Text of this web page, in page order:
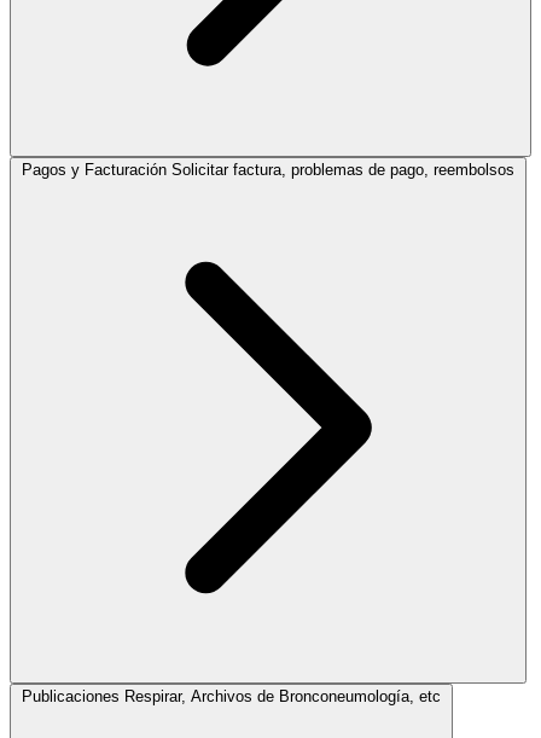
Pagos y Facturación Solicitar factura, problemas de pago, reembolsos
Publicaciones Respirar, Archivos de Bronconeumología, etc